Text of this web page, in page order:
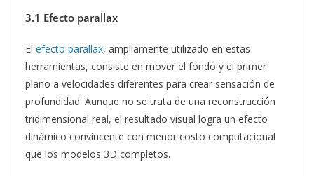
3.1 Efecto parallax
El efecto parallax, ampliamente utilizado en estas
herramientas, consiste en mover el fondo y el primer
plano a velocidades diferentes para crear sensación de
profundidad. Aunque no se trata de una reconstrucción
tridimensional real, el resultado visual logra un efecto
dinámico convincente con menor costo computacional
que los modelos 3D completos.